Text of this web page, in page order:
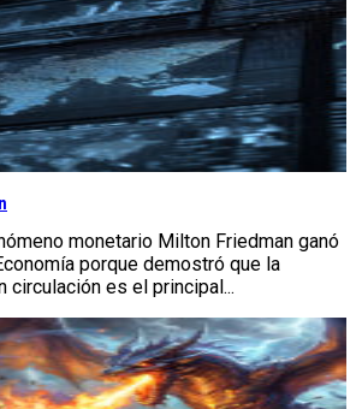
monetario Milton Friedman ganó
porque demostró que la
circulación es el principal...